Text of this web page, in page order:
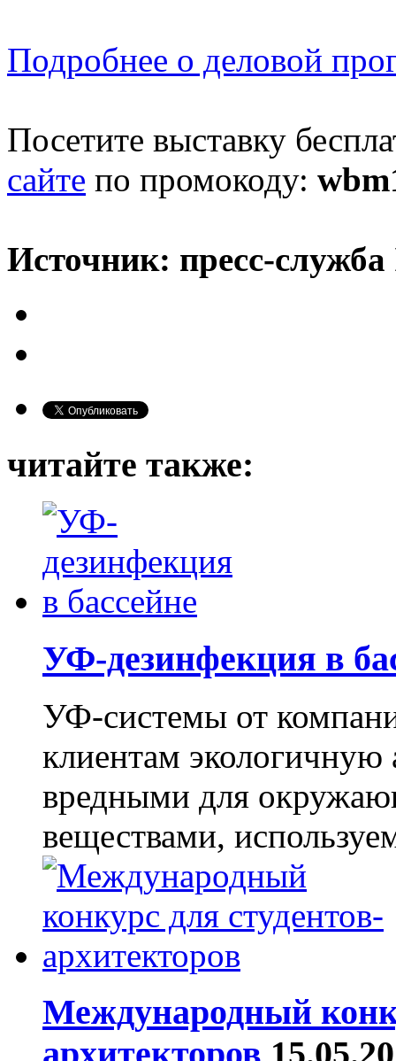
Подробнее о деловой
Посетите выставку
сайте по промокоду:
Источник: пресс-
читайте также:
УФ-дезинфекция в
УФ-системы от
клиентам экологичную
вредными для
веществами,
Международный